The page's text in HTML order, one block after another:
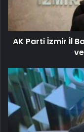
AK Parti İzmir İl